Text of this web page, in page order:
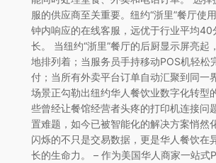
服的供应商至关重要。纽约“浙里”餐厅使
钟内响应的在线客服，远优于行业平均40
长。 当纽约“浙里”餐厅的后厨显示屏亮起
地排列着；当服务员手持移动POS机轻松
付；当所有外卖平台订单自动汇聚到同一
场景正勾勒出纽约华人餐饮业数字化转型
些曾经让餐馆经营者头疼的打印机连接问
置难题，如今已被智能化的解决方案悄然
闪烁的不只是交易数据，更是华人餐饮在
长的生命力。 – 作为美国华人商家一站式